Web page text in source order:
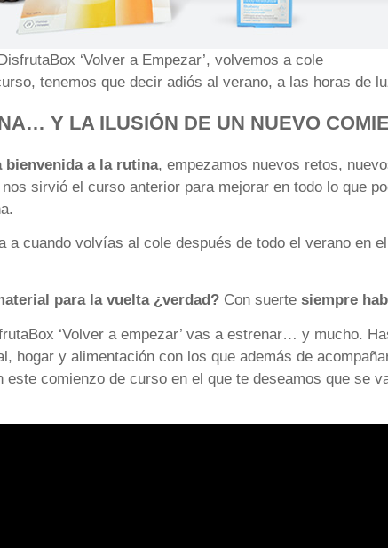
‘Volver a Empezar’, volvemos a cole
tenemos que decir adiós al verano, a las horas de
Y LA ILUSIÓN DE UN NUEVO
bienvenida a la rutina, empezamos nuevos retos,
sirvió el curso anterior para mejorar en todo lo que
a cuando volvías al cole después de todo el verano en
para la vuelta ¿verdad? Con suertesiempre
‘Volver a empezar’ vas a estrenar… y mucho.
hogar y alimentación con los que además de
este comienzo de curso en el que te deseamos que se